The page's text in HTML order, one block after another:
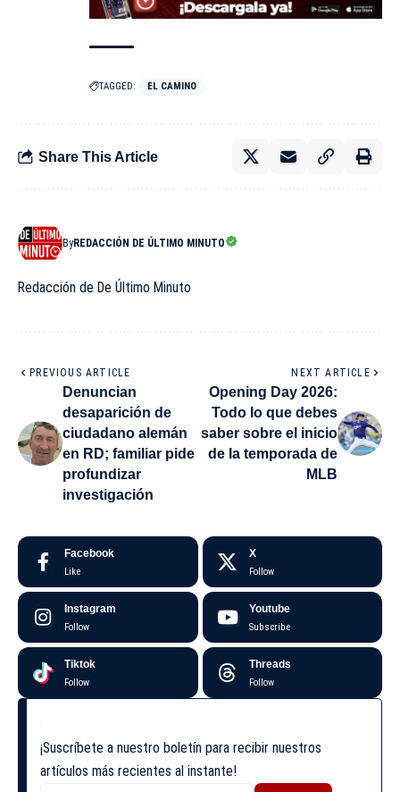
TAGGED: EL CAMINO
Share This Article
ByREDACCIÓN DE ÚLTIMO MINUTO
Redacción de De Último Minuto
PREVIOUS ARTICLE
Denuncian
desaparición de
ciudadano alemán
en RD; familiar pide
profundizar
investigación
NEXT ARTICLE
Opening Day 2026:
Todo lo que debes
saber sobre el inicio
de la temporada de
MLB
Facebook
Like
X
Follow
Instagram
Follow
Youtube
Subscribe
Tiktok
Follow
Threads
Follow
¡Suscríbete a nuestro boletín para recibir nuestros
artículos más recientes al instante!